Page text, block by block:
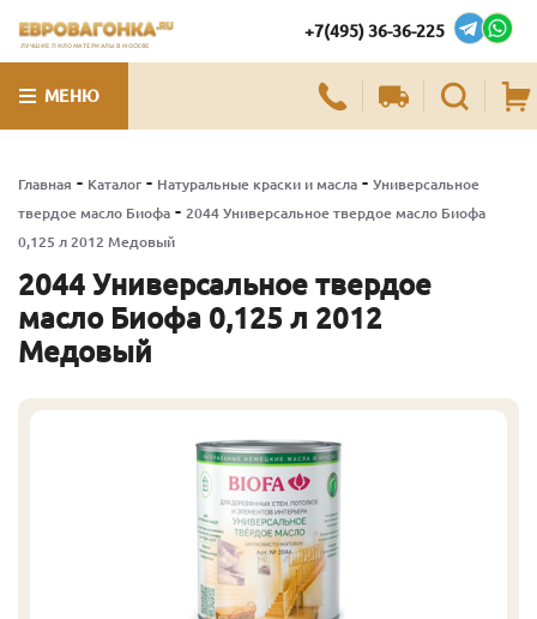
ЛУЧШИЕ ПИЛОМАТЕРИАЛЫ В МОСКВЕ
+7(495) 36-36-225
МЕНЮ
Главная - Каталог - Натуральные краски и масла - Универсальное
твердое масло Биофа - 2044 Универсальное твердое масло Биофа
0,125 л 2012 Медовый
2044 Универсальное твердое
масло Биофа 0,125 л 2012
Медовый